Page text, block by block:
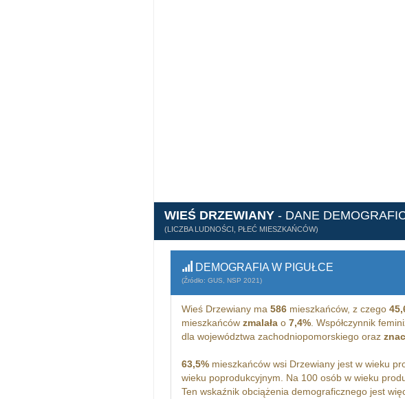
WIEŚ DRZEWIANY - DANE
(LICZBA LUDNOŚCI, PŁEĆ MIESZKAŃCÓW)
DEMOGRAFIA W PIGUŁCE
(Źródło: GUS, NSP 2021)
Wieś Drzewiany ma 586mieszkańców, z czego
mieszkańców zmalałao 7,4%. Współczynnik
dla województwa zachodniopomorskiego oraz
63,5%mieszkańców wsi Drzewiany jest w wieku
wieku poprodukcyjnym. Na 100 osób w wieku
Ten wskaźnik obciążenia demograficznego jest